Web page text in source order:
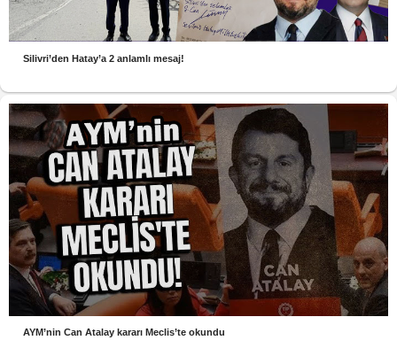
Silivri’den Hatay’a 2 anlamlı mesaj!
AYM’nin Can Atalay kararı Meclis’te okundu